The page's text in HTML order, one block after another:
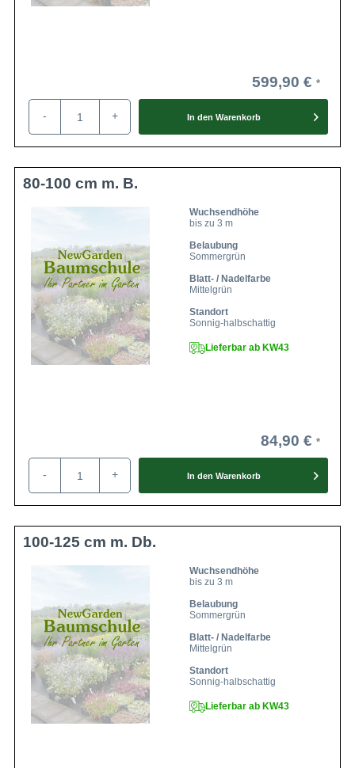
599,90 €
- + In den Warenkorb
80-100 cm m. B.
Wuchsendhöhe
bis zu 3 m
Belaubung
Sommergrün
Blatt- / Nadelfarbe
Mittelgrün
Standort
Sonnig-halbschattig
Lieferbar ab KW43
84,90 €
- + In den Warenkorb
100-125 cm m. Db.
Wuchsendhöhe
bis zu 3 m
Belaubung
Sommergrün
Blatt- / Nadelfarbe
Mittelgrün
Standort
Sonnig-halbschattig
Lieferbar ab KW43